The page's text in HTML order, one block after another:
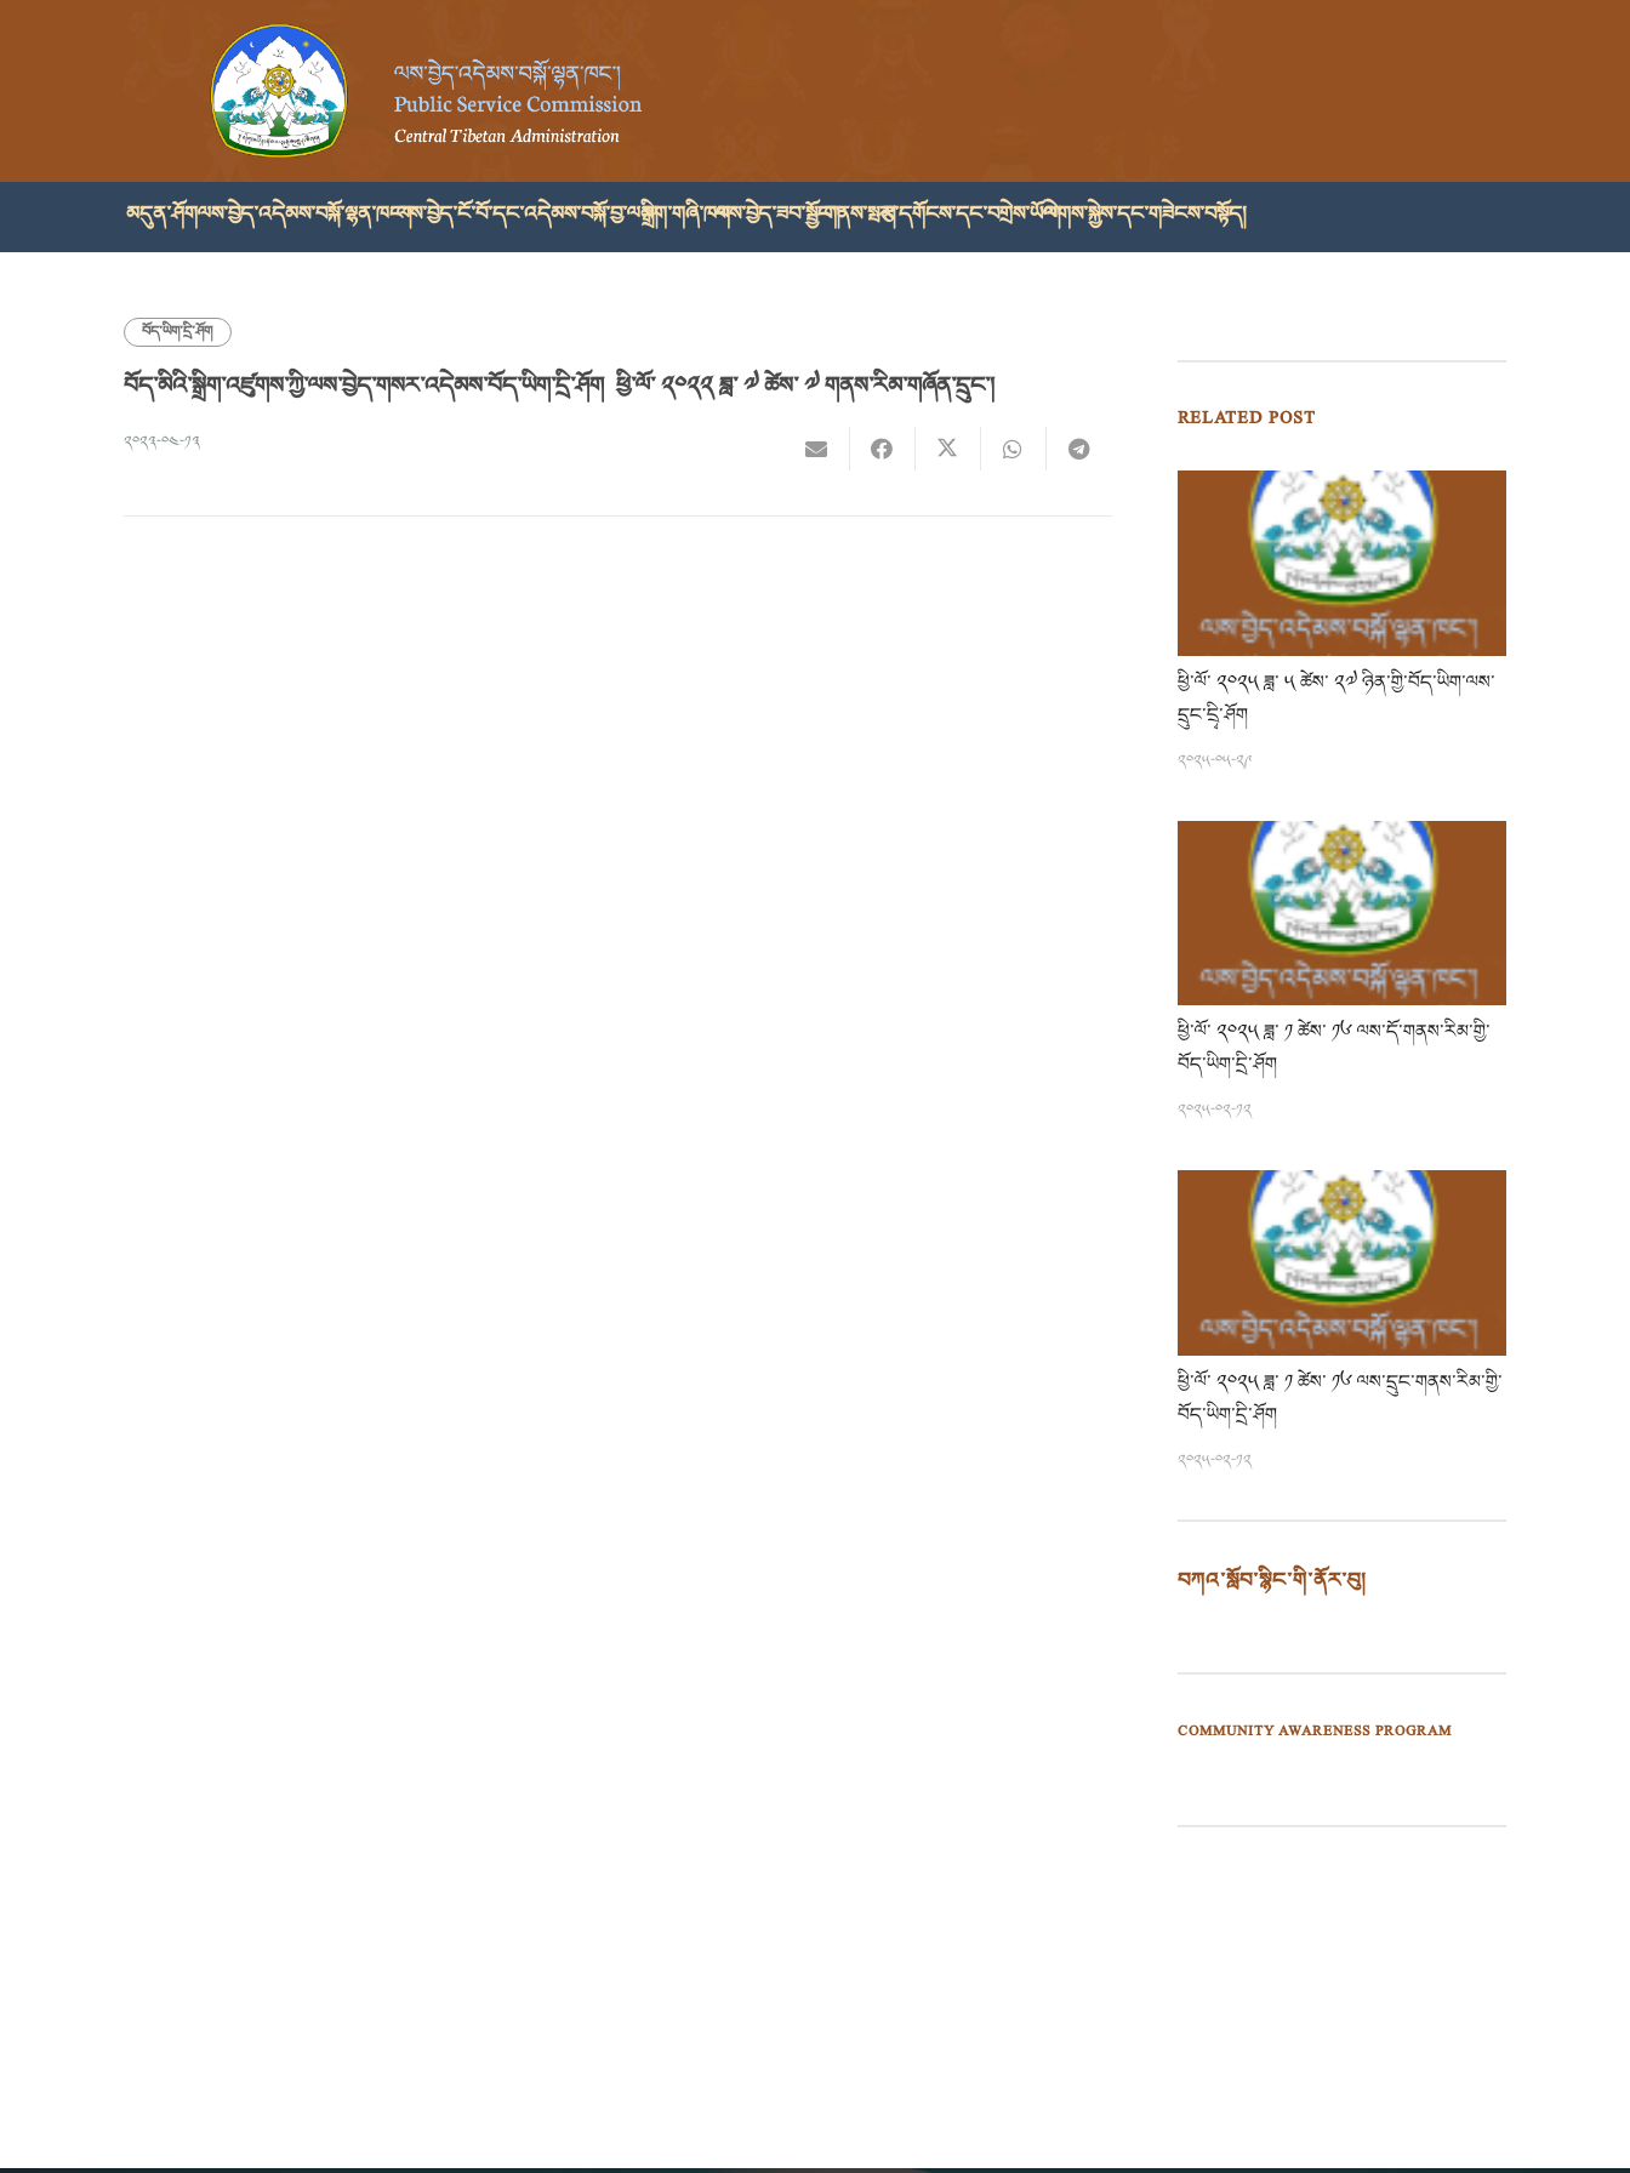
མདུན་ཤོགལས་བྱེད་འདེམས་བསྐོ་ལྷན་ཁང་།ལས་བྱེད་ངོ་བོ་དང་འདེམས་བསྐོ་བྱ་ལམ།སྒྲིག་གཞི་ཁགལས་བྱེད་ཟབ་སྦྱོང་།གནས་སྤར།རྩ་དགོངས་དང་བགྲེས་ཡོལ།ལེགས་སྐྱེས་དང་གཟེངས་བསྟོད།
བོད་ཡིག་དྲི་ཤོག
བོད་མིའི་སྒྲིག་འཛུགས་ཀྱི་ལས་བྱེད་གསར་འདེམས་བོད་ཡིག་དྲི་ཤོག ཕྱི་ལོ་ ༢༠༢༢ ཟླ་ ༧ ཚེས་ ༧ གནས་རིམ་གཞོན་དྲུང་།
༢༠༢༣-༠༤-༡༣
RELATED POST
ཕྱི་ལོ་ ༢༠༢༥ ཟླ་ ༥ ཚེས་ ༢༧ ཉིན་གྱི་བོད་ཡིག་ལས་
དྲུང་དྲྭི་ཤོག
༢༠༢༥-༠༥-༢༩
ཕྱི་ལོ་ ༢༠༢༥ ཟླ་ ༡ ཚེས་ ༡༦ ལས་དོ་གནས་རིམ་གྱི་
བོད་ཡིག་དྲི་ཤོག
༢༠༢༥-༠༢-༡༢
ཕྱི་ལོ་ ༢༠༢༥ ཟླ་ ༡ ཚེས་ ༡༦ ལས་དྲུང་གནས་རིམ་གྱི་
བོད་ཡིག་དྲི་ཤོག
༢༠༢༥-༠༢-༡༢
བཀའ་སློབ་སྙིང་གི་ནོར་བུ།
COMMUNITY AWARENESS PROGRAM